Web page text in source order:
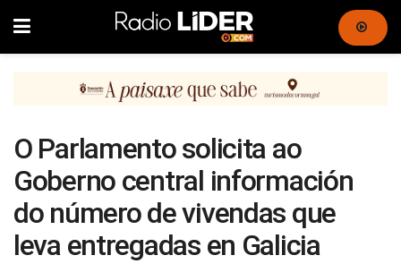
O Parlamento solicita ao
Goberno central información
do número de vivendas que
leva entregadas en Galicia